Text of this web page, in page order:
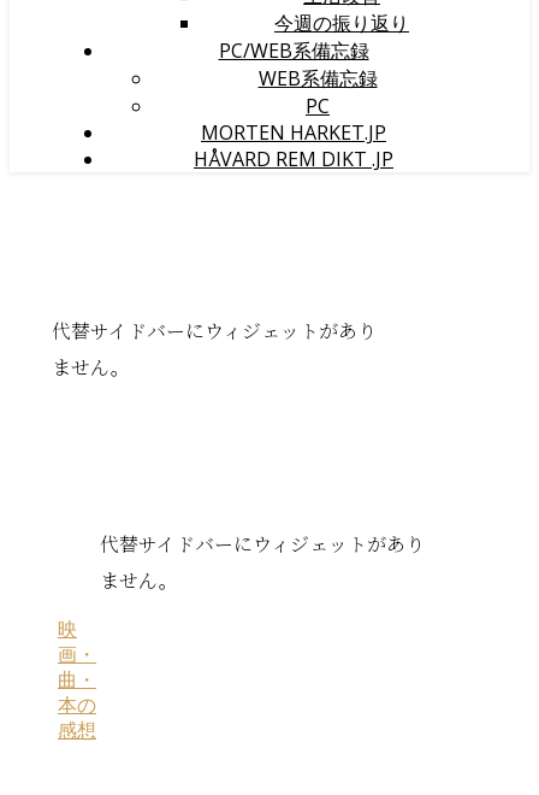
今週の振り返り
PC/WEB系備忘録
WEB系備忘録
PC
MORTEN HARKET.JP
HÅVARD REM DIKT .JP
代替サイドバーにウィジェットがあり
ません。
代替サイドバーにウィジェットがあり
ません。
映
画・
曲・
本の
感想